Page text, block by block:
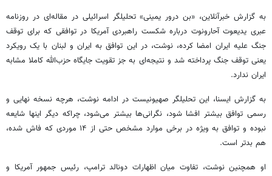
به گزارش خبرآنلاین، «بن درور یمینی» تحلیلگر اسرائیلی در مقاله‌ای در روزنامه
عبری یدیعوت آحارونوت درباره شکست راهبردی آمریکا در توافقی که برای توقف
جنگ علیه ایران امضا کرده، نوشت، در این توافق به ایران و لبنان با یک رویکرد
یعنی توقف جنگ پرداخته شد و نتیجه‌ای به جز تقویت جایگاه حزب‌الله کاملا مشابه
ایران ندارد.
به گزارش ایسنا، این تحلیلگر صهیونیست در ادامه نوشت، هرچه نسخه نهایی و
رسمی توافق بیشتر افشا شود، نگرانی‌ها بیشتر می‌شود، چراکه دیگر اینها شایعه
نبوده و توافق به ویژه در برخی موارد مشخص حتی از ۱۴ موردی که فاش شده،
هم بدتر است.
او همچنین نوشت، تفاوت میان اظهارات دونالد ترامپ، رئیس جمهور آمریکا و